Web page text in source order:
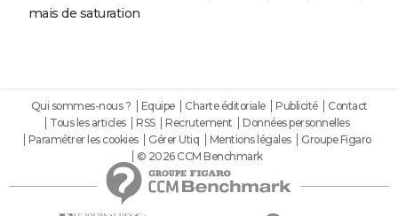
mais de saturation
Qui sommes-nous ? Equipe Charte éditoriale Publicité
Contact
Tous les articles
RSS Recrutement
Données personnelles
Paramétrer les cookies
Gérer Utiq Mentions légales
Groupe Figaro
© 2026 CCM Benchmark